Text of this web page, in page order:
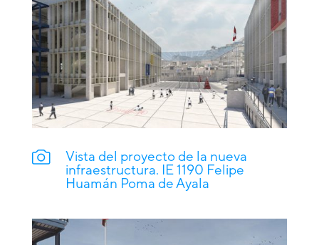
Vista del proyecto de la nueva
infraestructura. IE 1190 Felipe
Huamán Poma de Ayala